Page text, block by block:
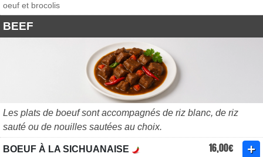
oeuf et brocolis
BEEF
Les plats de boeuf sont accompagnés de riz blanc, de riz
sauté ou de nouilles sautées au choix.
BOEUF À LA SICHUANAISE 16,00€